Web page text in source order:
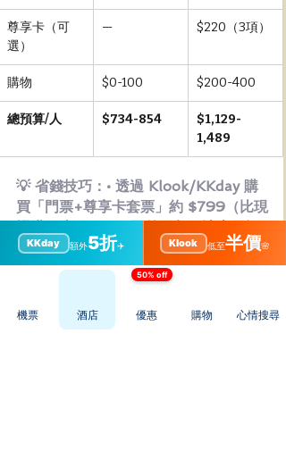
尊享卡（可
選）
— $220（3項）
購物 $0-100 $200-400
總預算/人 $734-854
$1,129-
1,489
💡 省錢技巧：• 透過 Klook/KKday 購
買「門票+尊享卡套票」約 $799（比現
索家度假酒店自助餐 $280（含園區接
駁車）比園內餐廳更划算• 自帶水樽：園
內多處設有免費飲水機，節省 $30-40
飲品開支
KKday 額外5折✈️ Klook 低至半價🌸
機票 酒店
50% off
優惠 購物 心情搜尋